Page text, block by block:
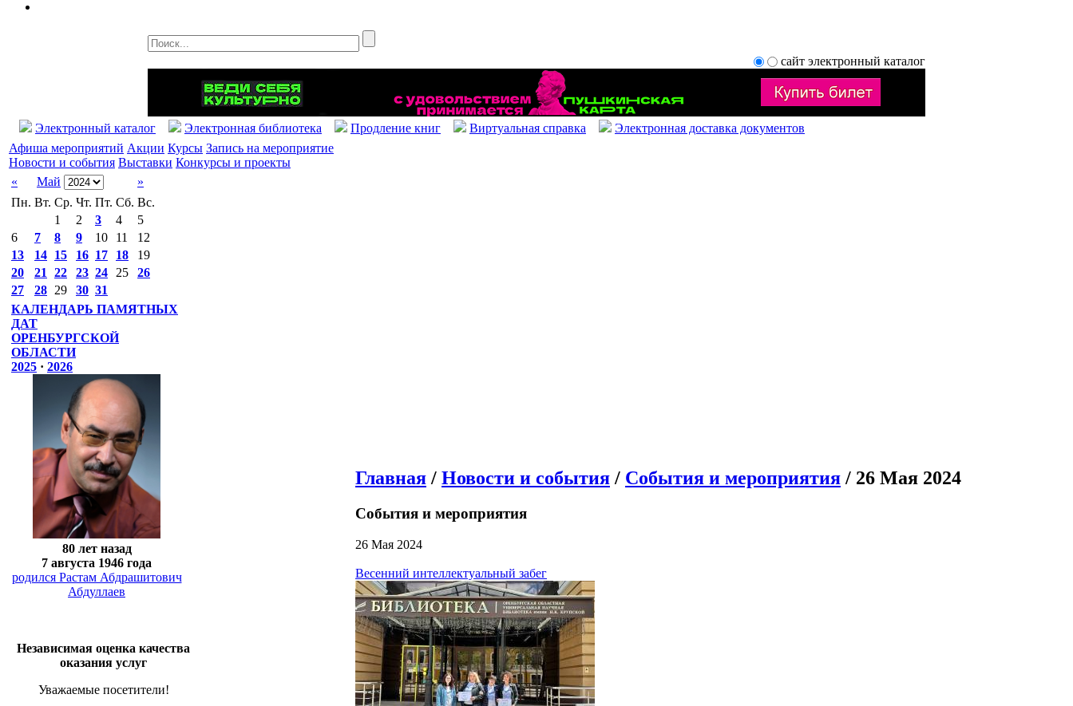
сайт электронный каталог
Электронный каталог Электронная библиотека Продление книг Виртуальная справка
Электронная доставка документов
Афиша мероприятий Акции Курсы Запись на мероприятие
Новости и события Выставки Конкурсы и проекты
«
Май
»
Пн. Вт. Ср. Чт. Пт. Сб. Вс.
1
2 3 4
5
6
7 8 9 10 11
12
13
14 15 16 17 18
19
20
21 22 23 24 25
26
27
28 29 30 31
КАЛЕНДАРЬ ПАМЯТНЫХ
ДАТ
ОРЕНБУРГСКОЙ
ОБЛАСТИ
2025 · 2026
80 лет назад
7 августа 1946 года
родился Растам Абдрашитович
Абдуллаев
Независимая оценка качества
оказания услуг
Уважаемые посетители!
Главная / Новости и события / События и мероприятия / 26 Мая 2024
События и мероприятия
26 Мая 2024
Весенний интеллектуальный забег